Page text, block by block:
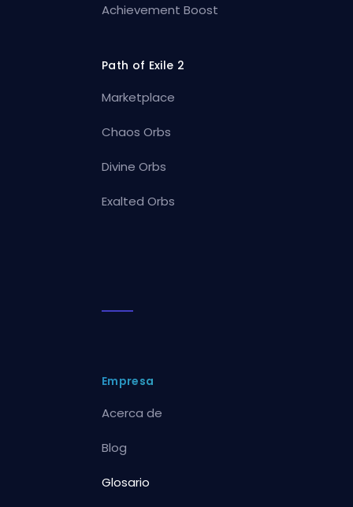
Achievement Boost
Path of Exile 2
Marketplace
Chaos Orbs
Divine Orbs
Exalted Orbs
Empresa
Acerca de
Blog
Glosario